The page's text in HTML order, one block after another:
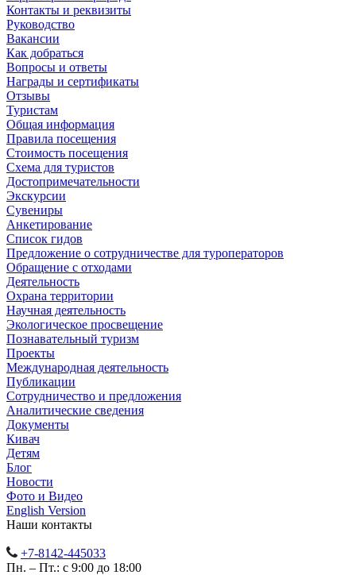
Контакты и реквизиты
Руководство
Вакансии
Как добраться
Вопросы и ответы
Награды и сертификаты
Отзывы
Туристам
Общая информация
Правила посещения
Стоимость посещения
Схема для туристов
Достопримечательности
Экскурсии
Сувениры
Анкетирование
Список гидов
Предложение о сотрудничестве для туроператоров
Обращение с отходами
Деятельность
Охрана территории
Научная деятельность
Экологическое просвещение
Познавательный туризм
Проекты
Международная деятельность
Публикации
Сотрудничество и предложения
Аналитические сведения
Документы
Кивач
Детям
Блог
Новости
Фото и Видео
English Version
Наши контакты
+7-8142-445033
Пн. – Пт.: с 9:00 до 18:00